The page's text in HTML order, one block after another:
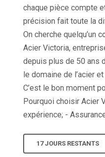
chaque pièce compte
précision fait toute la
On cherche quelqu’un
Acier Victoria,
depuis plus de 50 ans
le domaine de l’acier
C’est le bon moment
Pourquoi choisir Acier
expérience; -
17 JOURS RESTANTS